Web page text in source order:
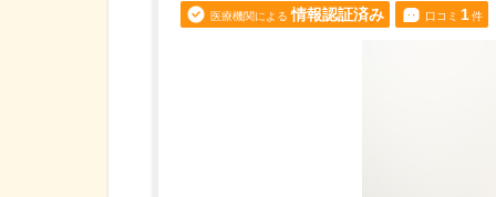
医療機関による 情報認証済み 口コミ 1件